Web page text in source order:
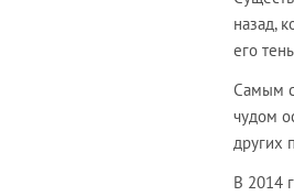
назад,
его
Самым
чудом
других
В 2014